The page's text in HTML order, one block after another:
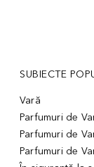
SUBIECTE
Vară
Parfumuri de
Parfumuri de
Parfumuri de